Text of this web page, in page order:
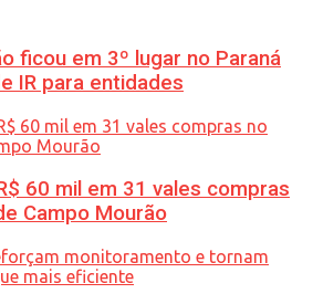
ficou em 3º lugar no Paraná
IR para entidades
60 mil em 31 vales compras
Campo Mourão